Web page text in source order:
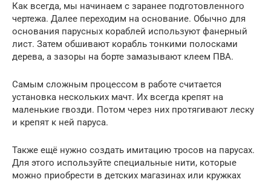
Как всегда, мы начинаем с заранее подготовленного
чертежа. Далее переходим на основание. Обычно для
основания парусных кораблей используют фанерный
лист. Затем обшивают корабль тонкими полосками
дерева, а зазоры на борте замазывают клеем ПВА.
Самым сложным процессом в работе считается
установка нескольких мачт. Их всегда крепят на
маленькие гвозди. Потом через них протягивают леску
и крепят к ней паруса.
Также ещё нужно создать имитацию тросов на парусах.
Для этого используйте специальные нити, которые
можно приобрести в детских магазинах или кружках